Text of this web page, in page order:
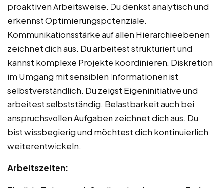
proaktiven Arbeitsweise. Du denkst analytisch und
erkennst Optimierungspotenziale.
Kommunikationsstärke auf allen Hierarchieebenen
zeichnet dich aus. Du arbeitest strukturiert und
kannst komplexe Projekte koordinieren. Diskretion
im Umgang mit sensiblen Informationen ist
selbstverständlich. Du zeigst Eigeninitiative und
arbeitest selbstständig. Belastbarkeit auch bei
anspruchsvollen Aufgaben zeichnet dich aus. Du
bist wissbegierig und möchtest dich kontinuierlich
weiterentwickeln.
Arbeitszeiten: